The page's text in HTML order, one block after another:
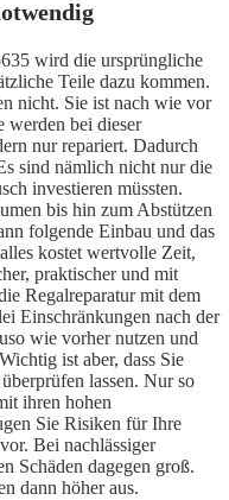
wird die ursprüngliche
Teile dazu kommen.
nicht. Sie ist nach wie vor
werden bei dieser
nur repariert. Dadurch
sind nämlich nicht nur die
investieren müssten.
bis hin zum Abstützen
folgende Einbau und das
kostet wertvolle Zeit,
praktischer und mit
Regalreparatur mit dem
Einschränkungen nach der
wie vorher nutzen und
ist aber, dass Sie
lassen. Nur so
ihren hohen
Sie Risiken für Ihre
Bei nachlässiger
Schäden dagegen groß.
dann höher aus.